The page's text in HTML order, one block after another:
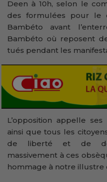
Deen à 10h, selon le
des formulées pour le
Bambéto avant
Bambéto où reposent
tués pendant les
L’opposition appelle
ainsi que tous les
de liberté et de
massivement à ces
hommage à notre illustre